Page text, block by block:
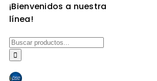
¡Bienvenidos a nuestra
línea!